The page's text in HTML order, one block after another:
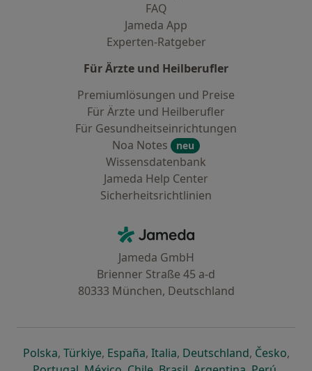
FAQ
Jameda App
Experten-Ratgeber
Für Ärzte und Heilberufler
Premiumlösungen und Preise
Für Ärzte und Heilberufler
Für Gesundheitseinrichtungen
Noa Notes
neu
Wissensdatenbank
Jameda Help Center
Sicherheitsrichtlinien
Jameda - Startseite
Jameda GmbH
Brienner Straße 45 a-d
80333 München, Deutschland
Polskaöffnet in einer neuen Registerkarte
, Türkiyeöffnet in einer neuen Registerkarte
, Españaöffnet in einer neuen
, Italiaöffnet in einer neuen
, Deutschlandöffnet in
, Česko,